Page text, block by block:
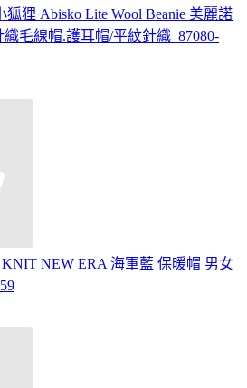
狐狸 Abisko Lite Wool Beanie 美麗諾
毛線帽.護耳帽/平紋針織_87080-
NEW ERA 海軍藍 保暖帽 男女